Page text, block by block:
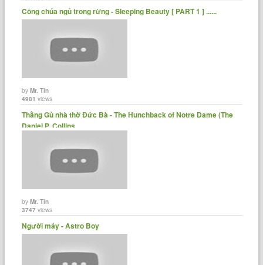
Công chúa ngủ trong rừng - Sleeping Beauty [ PART 1 ] ......
byMr. Tin
4981 views
Thằng Gù nhà thờ Đức Bà - The Hunchback of Notre Dame (The
Daniel P. Collins......
byMr. Tin
3747 views
Người máy - Astro Boy